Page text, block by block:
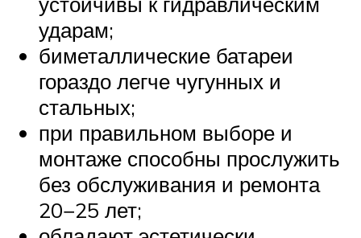
ударам;
биметаллические батареи
гораздо легче чугунных и
стальных;
при правильном выборе и
монтаже способны прослужить
без обслуживания и ремонта
20−25 лет;